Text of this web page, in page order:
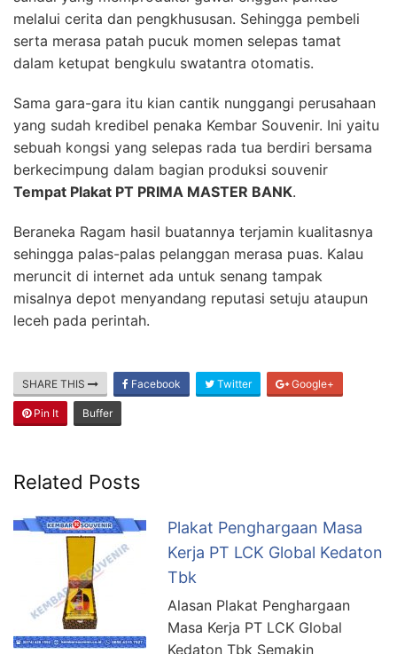
melalui cerita dan pengkhususan. Sehingga pembeli
serta merasa patah pucuk momen selepas tamat
dalam ketupat bengkulu swatantra otomatis.
Sama gara-gara itu kian cantik nunggangi perusahaan
yang sudah kredibel penaka Kembar Souvenir. Ini yaitu
sebuah kongsi yang selepas rada tua berdiri bersama
berkecimpung dalam bagian produksi souvenir
Tempat Plakat PT PRIMA MASTER BANK.
Beraneka Ragam hasil buatannya terjamin kualitasnya
sehingga palas-palas pelanggan merasa puas. Kalau
meruncit di internet ada untuk senang tampak
misalnya depot menyandang reputasi setuju ataupun
leceh pada perintah.
SHARE THIS Facebook Twitter Google+
Pin It Buffer
Related Posts
Plakat Penghargaan Masa
Kerja PT LCK Global Kedaton
Tbk
Alasan Plakat Penghargaan
Masa Kerja PT LCK Global
Kedaton Tbk Semakin